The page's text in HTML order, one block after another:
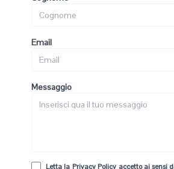
Email
Messaggio
Letta la Privacy Policy accetto ai sensi